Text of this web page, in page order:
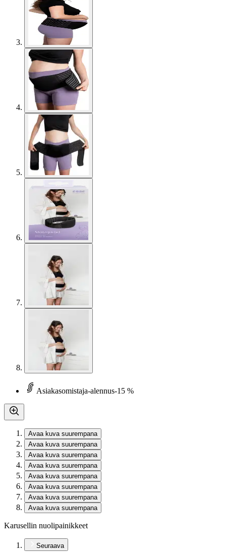
Asiakasomistaja-alennus-15 %
Avaa kuva suurempana
Avaa kuva suurempana
Avaa kuva suurempana
Avaa kuva suurempana
Avaa kuva suurempana
Avaa kuva suurempana
Avaa kuva suurempana
Avaa kuva suurempana
Karusellin nuolipainikkeet
Seuraava